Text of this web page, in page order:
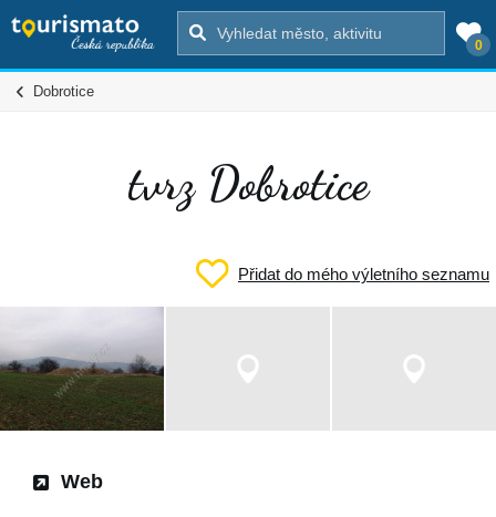
0
Dobrotice
tvrz Dobrotice
Přidat do mého výletního seznamu
Web